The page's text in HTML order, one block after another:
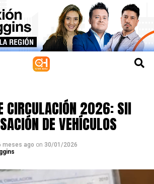
CIRCULACIÓN 2026: SII
DE VEHÍCULOS
meses ago on 30/01/2026